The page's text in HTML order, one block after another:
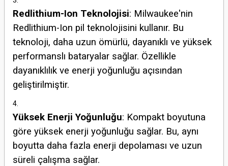
Redlithium-Ion Teknolojisi: Milwaukee'nin
Redlithium-Ion pil teknolojisini kullanır. Bu
teknoloji, daha uzun ömürlü, dayanıklı ve yüksek
performanslı bataryalar sağlar. Özellikle
dayanıklılık ve enerji yoğunluğu açısından
geliştirilmiştir.
Yüksek Enerji Yoğunluğu: Kompakt boyutuna
göre yüksek enerji yoğunluğu sağlar. Bu, aynı
boyutta daha fazla enerji depolaması ve uzun
süreli çalışma sağlar.